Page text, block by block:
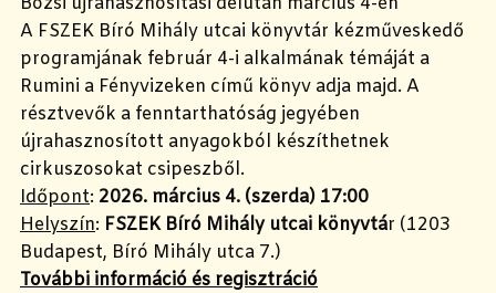
A FSZEK Bíró Mihály utcai könyvtár kézműveskedő
programjának február 4-i alkalmának témáját a
Rumini a Fényvizeken című könyv adja majd. A
résztvevők a fenntarthatóság jegyében
újrahasznosított anyagokból készíthetnek
cirkuszosokat csipeszből.
Időpont: 2026. március 4. (szerda) 17:00
Helyszín: FSZEK Bíró Mihály utcai könyvtár (1203
Budapest, Bíró Mihály utca 7.)
További információ és regisztráció